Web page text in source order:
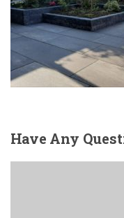
HaveAny